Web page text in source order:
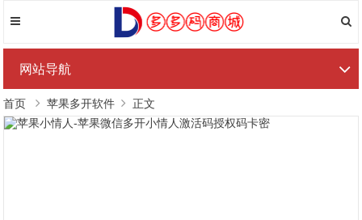
网站导航
首页 苹果多开软件 正文